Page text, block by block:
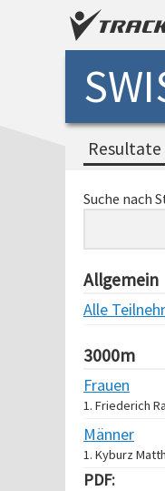
Resultate
Suche nach
Allgemein
Alle
3000m
Frauen
1. Friederich
Männer
1. Kyburz
PDF: